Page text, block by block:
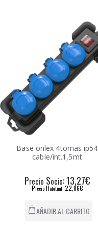
Base onlex 4tomas ip54
cable/int.1,5mt
Precio Socio: 13,27€
PrecioHabitual: 22,86€
AÑADIR AL CARRITO